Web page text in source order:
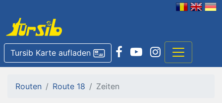
Tursib Karte aufladen
Routen Route 18 Zeiten